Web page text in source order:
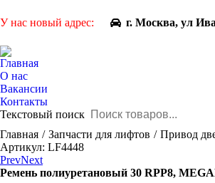
У нас новый адрес: г. Москва, ул
Главная
О нас
Вакансии
Контакты
Текстовый поиск
You are here:
Главная Запчасти для лифтов
Привод
Артикул: LF4448
PrevNext
Ремень полиуретановый 30 RPP8,